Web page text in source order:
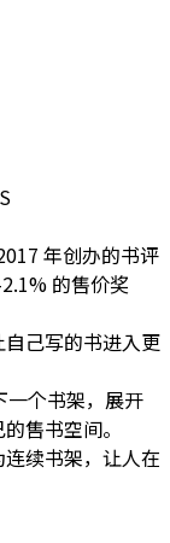
年创办的书评
的售价奖
己写的书进入更
个书架，展开
售书空间。
续书架，让人在